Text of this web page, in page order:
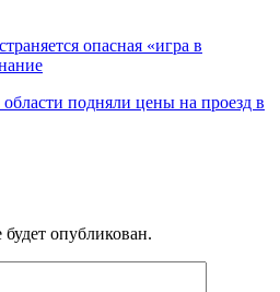
опасная «игра в
подняли цены на проезд в
опубликован.